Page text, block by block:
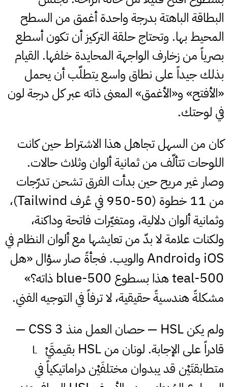
البطاقة الباهتة بدرجة واحدة أغمق من السطح
المحيط بها. وتحتاج حلقة التركيز أن تكون أسطع
بصرياً من زخارف الواجهة المحايدة خلفها. القيام
بذلك جيداً على نطاق واسع يتطلّب أن يحمل
«الأفتح» و«الأغمق» المعنى ذاته عبر كل درجة لون
في لوحتك.
كان من السهل تجاهل هذا الاشتراط حين كانت
اللوحات تتألّف من ثمانية ألوان وثلاث حالات.
وصار غير مريح حين بدأت الفرق تشحن تدرّجات
من 11 خطوة (50
-
950 في عُرف Tailwind)،
وثمانية ألوان دلالية، ومتغيّرات فاتحة وداكنة،
ولكنات علامة لا بدّ من تعايشها مع ألوان النظام في
iOS وAndroidوالويب. فجأةً صار سؤال «هل
teal-500هذا بسطوع blue-500 ذاته؟»
مشكلةً هندسيةً حقيقية، لا ترفاً في التوجيه الفني.
ولم يكنHSL — حصان العمل منذ CSS 3
—
قادراً على الإجابة. لونان منHSL بقيمتَيْ L
متطابقتَيْن قد يبدوان مختلفَيْن دراماتيكياً في